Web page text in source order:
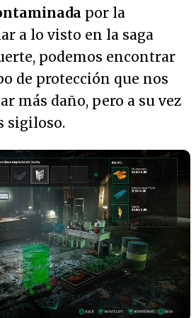
por la
a lo visto en la saga
podemos encontrar
de protección que nos
más daño, pero a su vez
sigiloso.